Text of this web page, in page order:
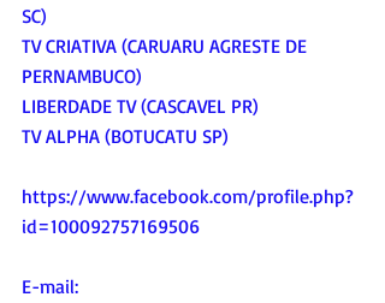
SC)
TV CRIATIVA (CARUARU AGRESTE DE
PERNAMBUCO)
LIBERDADE TV (CASCAVEL PR)
TV ALPHA (BOTUCATU SP)
https://www.facebook.com/profile.php?
id=100092757169506
E-mail: